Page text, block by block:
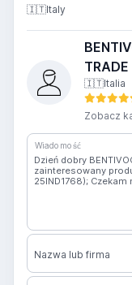
🇮🇹Italy
TRADE
🇮🇹Italia
Zobacz
Wiadomość
Nazwa lub firma